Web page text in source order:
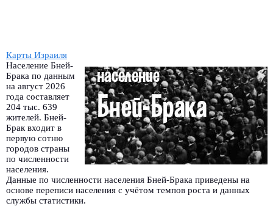
Карты Израиля
Население Бней-
Брака по данным
на август 2026
года составляет
204 тыс. 639
жителей. Бней-
Брак входит в
первую сотню
городов страны
по численности
населения.
Данные по численности населения Бней-Брака приведены на
основе переписи населения с учётом темпов роста и данных
службы статистики.